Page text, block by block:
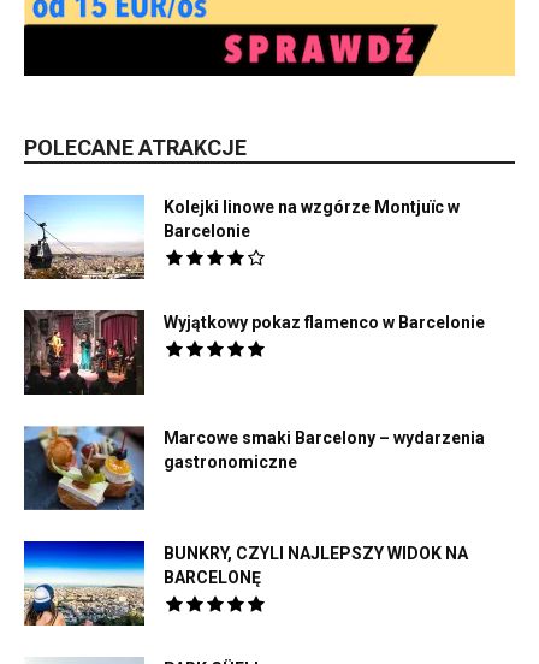
POLECANE ATRAKCJE
Kolejki linowe na wzgórze Montjuïc w
Barcelonie
Wyjątkowy pokaz flamenco w Barcelonie
Marcowe smaki Barcelony – wydarzenia
gastronomiczne
BUNKRY, CZYLI NAJLEPSZY WIDOK NA
BARCELONĘ